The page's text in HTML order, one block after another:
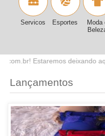
Servicos Esportes
Moda
aqui avisos sobre
Lançamentos